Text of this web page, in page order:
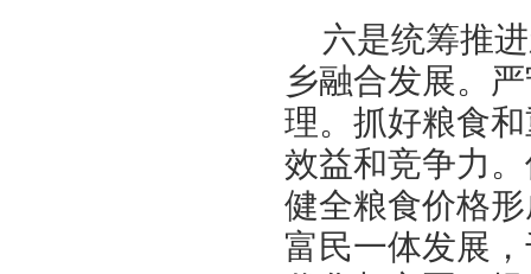
六是统筹推
乡融合发展。
理。抓好粮食
效益和竞争力
健全粮食价格
富民一体发展